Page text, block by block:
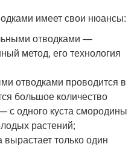
имеет свои нюансы:
отводками —
метод, его технология
отводками проводится в
большое количество
с одного куста смородины
растений;
вырастает только один